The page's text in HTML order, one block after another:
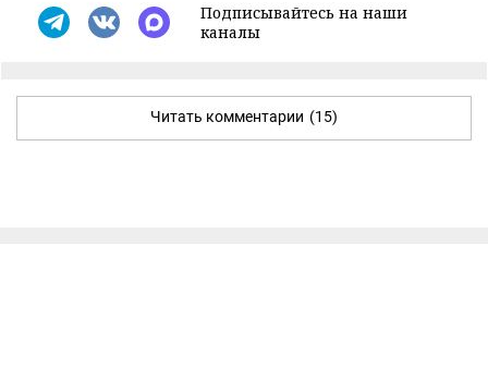
Подписывайтесь на наши
каналы
Читать комментарии (15)